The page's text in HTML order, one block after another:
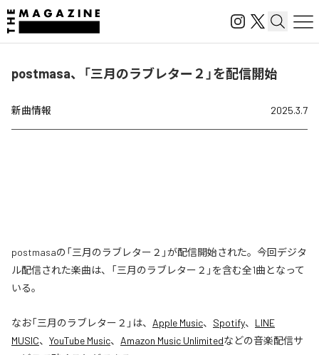
postmasa、「三月のラブレター２」を配信開始
新曲情報 2025.3.7
postmasaの「三月のラブレター２」が配信開始された。今回デジタ
ル配信された楽曲は、「三月のラブレター２」を含む全1曲となって
いる。
なお「三月のラブレター２ 」は、 Apple Music、 Spotify、 LINE
MUSIC、 YouTube Music、 Amazon Music Unlimitedなどの音楽配信サ